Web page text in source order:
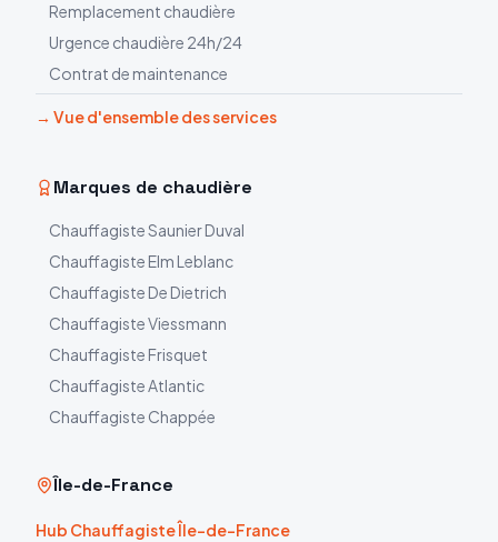
Remplacement chaudière
Urgence chaudière 24h/24
Contrat de maintenance
→ Vue d'ensemble des services
Marques de chaudière
ChauffagisteSaunier Duval
Chauffagiste Elm Leblanc
Chauffagiste De Dietrich
ChauffagisteViessmann
Chauffagiste Frisquet
ChauffagisteAtlantic
Chauffagiste Chappée
Île-de-France
Hub Chauffagiste Île-de-France